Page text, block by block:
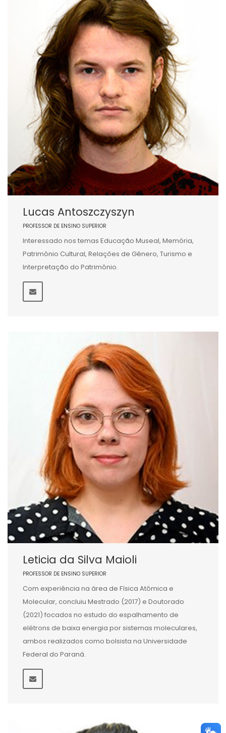
Lucas Antoszczyszyn
PROFESSOR DE ENSINO SUPERIOR
Interessado nos temas Educação Museal, Memória,
Patrimônio Cultural, Relações de Gênero, Turismo e
Interpretação do Patrimônio.
Leticia da Silva Maioli
PROFESSOR DE ENSINO SUPERIOR
Com experiência na área de Física Atômica e
Molecular, concluiu Mestrado (2017) e Doutorado
(2021) focados no estudo do espalhamento de
elétrons de baixa energia por sistemas moleculares,
ambos realizados como bolsista na Universidade
Federal do Paraná.